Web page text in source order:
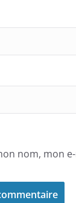
nom, mon